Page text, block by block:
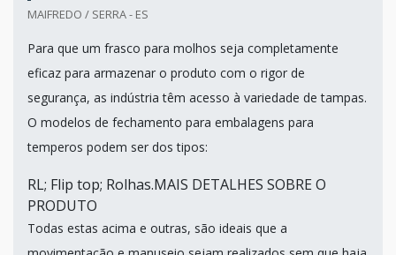
MAIFREDO / SERRA - ES
Para que um frasco para molhos seja completamente
eficaz para armazenar o produto com o rigor de
segurança, as indústria têm acesso à variedade de tampas.
O modelos de fechamento para embalagens para
temperos podem ser dos tipos:
RL; Flip top; Rolhas.MAIS DETALHES SOBRE O
PRODUTO
Todas estas acima e outras, são ideais que a